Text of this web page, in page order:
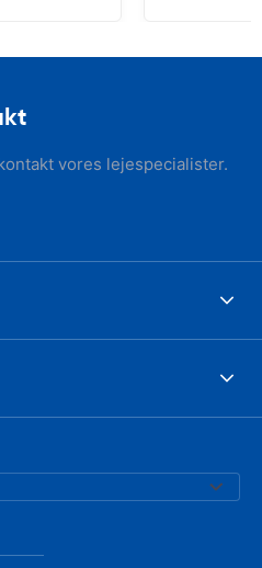
vores lejespecialister.